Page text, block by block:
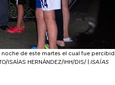
de este martes el cual fue
ISAÍAS HERNÁNDEZ/IHH/DIS/
ISAÍAS